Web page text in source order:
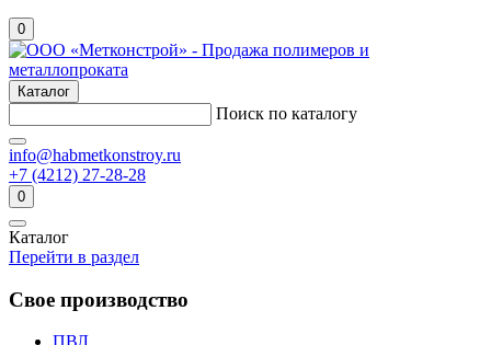
0
Каталог
Поиск по каталогу
info@habmetkonstroy.ru
+7 (4212) 27-28-28
0
Каталог
Перейти в раздел
Свое производство